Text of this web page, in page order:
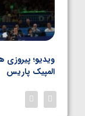
ویدیو؛ پیروزی
المپیک پاریس